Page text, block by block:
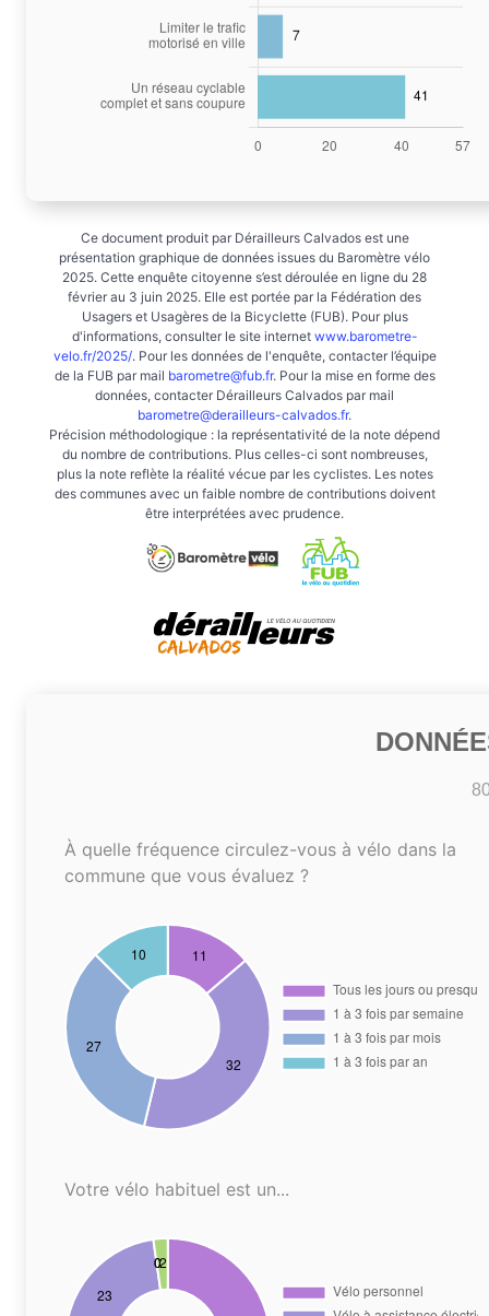
Ce document produit par Dérailleurs Calvados est une
présentation graphique de données issues du Baromètre vélo
2025. Cette enquête citoyenne s’est déroulée en ligne du 28
février au 3 juin 2025. Elle est portée par la Fédération des
Usagers et Usagères de la Bicyclette (FUB). Pour plus
d'informations, consulter le site internet www.barometre-
velo.fr/2025/. Pour les données de l'enquête, contacter l’équipe
de la FUB par mail barometre@fub.fr. Pour la mise en forme des
données, contacter Dérailleurs Calvados par mail
barometre@derailleurs-calvados.fr.
Précision méthodologique : la représentativité de la note dépend
du nombre de contributions. Plus celles-ci sont nombreuses,
plus la note reflète la réalité vécue par les cyclistes. Les notes
des communes avec un faible nombre de contributions doivent
être interprétées avec prudence.
À quelle fréquence circulez-vous à vélo dans la
commune que vous évaluez ?
Votre vélo habituel est un...